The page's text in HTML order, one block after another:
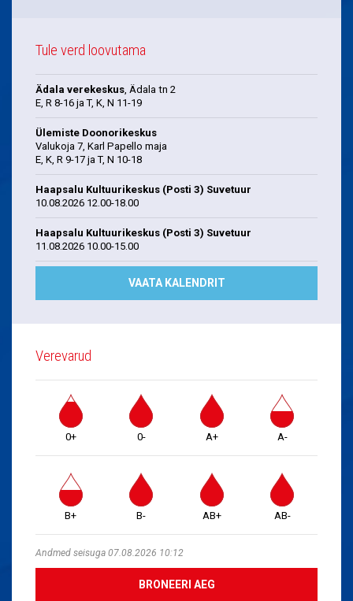
Tule verd loovutama
Ädala verekeskus , Ädala tn 2
E, R 8-16 ja T, K, N 11-19
Ülemiste Doonorikeskus
Valukoja 7, Karl Papello maja
E, K, R 9-17 ja T, N 10-18
Haapsalu Kultuurikeskus (Posti 3) Suvetuur
10.08.2026 12.00-18.00
Haapsalu Kultuurikeskus (Posti 3) Suvetuur
11.08.2026 10.00-15.00
VAATA KALENDRIT
Verevarud
0+ 0- A+ A-
B+ B- AB+ AB-
Andmed seisuga 07.08.2026 10:12
BRONEERI AEG